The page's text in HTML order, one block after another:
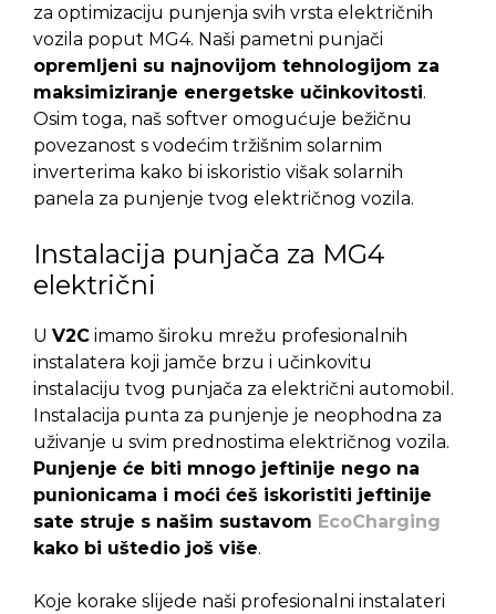
za optimizaciju punjenja svih vrsta električnih
vozila poput MG4. Naši pametni punjači
opremljeni su najnovijom tehnologijom za
maksimiziranje energetske učinkovitosti.
Osim toga, naš softver omogućuje bežičnu
povezanost s vodećim tržišnim solarnim
inverterima kako bi iskoristio višak solarnih
panela za punjenje tvog električnog vozila.
Instalacija punjača za MG4
električni
U V2C imamo široku mrežu profesionalnih
instalatera koji jamče brzu i učinkovitu
instalaciju tvog punjača za električni automobil.
Instalacija punta za punjenje je neophodna za
uživanje u svim prednostima električnog vozila.
Punjenje će biti mnogo jeftinije nego na
punionicama i moći ćeš iskoristiti jeftinije
sate struje s našim sustavom EcoCharging
kako bi uštedio još više.
Koje korake slijede naši profesionalni instalateri